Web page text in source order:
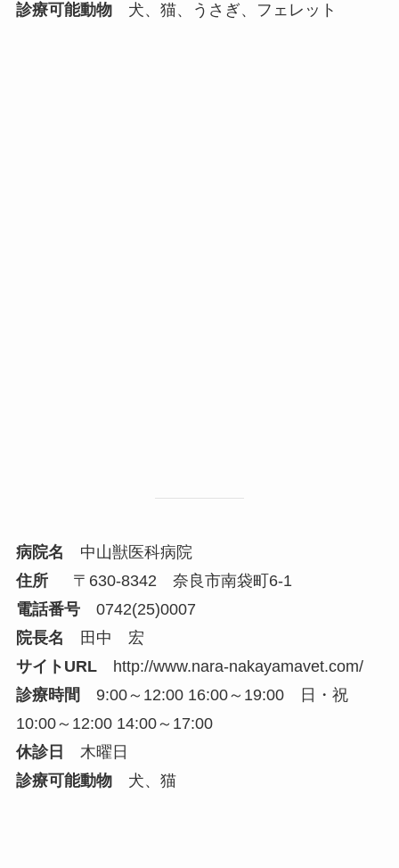
診療可能動物犬、猫、うさぎ、フェレット
病院名 中山獣医科病院
住所〒630-8342 奈良市南袋町6-1
電話番号0742(25)0007
院長名 田中 宏
サイトURL
http://www.nara-nakayamavet.com/
診療時間 9:00～12:00 16:00～19:00 日・祝
10:00～12:00 14:00～17:00
休診日
木曜日
診療可能動物犬、猫